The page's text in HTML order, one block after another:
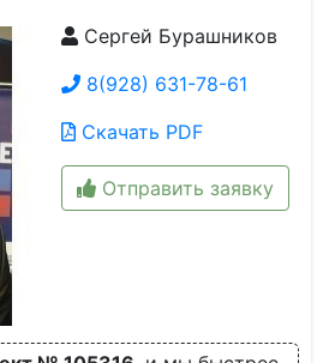
Сергей Бурашников
8(928) 631-78-61
Скачать PDF
Отправить заявку